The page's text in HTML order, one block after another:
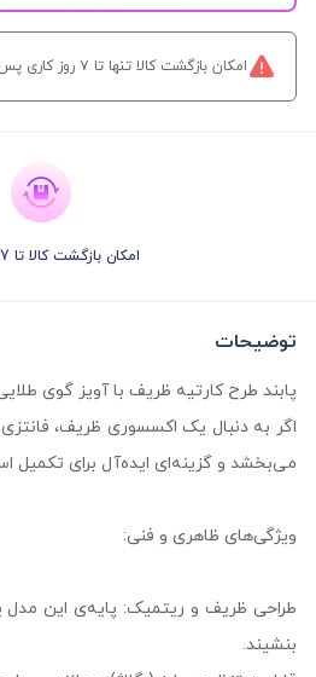
امکان بازگشت کالا تنها تا ۷ روز کاری پس از تحویل کالا امکان‌پذیر است!
امکان بازگشت کالا تا 7 روز کاری
توضیحات
پابند طرح کارتیه ظریف با آویز گوی
اگر به دنبال یک اکسسوری ظریف،
می‌بخشد و گزینه‌ای ایده‌آل برای تکمیل
ویژگی‌های ظاهری و فنی:
طراحی ظریف و ریتمیک: پایه‌ی این
بنشیند.